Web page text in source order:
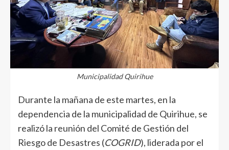
Municipalidad Quirihue
Durante la mañana de este martes, en la
dependencia de la municipalidad de Quirihue, se
realizó la reunión del Comité de Gestión del
Riesgo de Desastres (COGRID), liderada por el